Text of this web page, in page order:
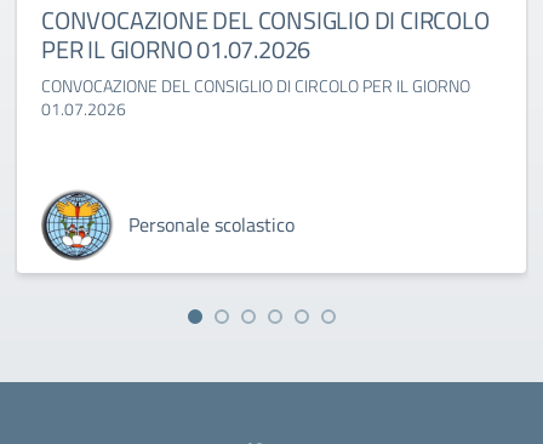
CONVOCAZIONE DEL CONSIGLIO DI CIRCOLO
PER IL GIORNO 01.07.2026
CONVOCAZIONE DEL CONSIGLIO DI CIRCOLO PER IL GIORNO
01.07.2026
Personale scolastico